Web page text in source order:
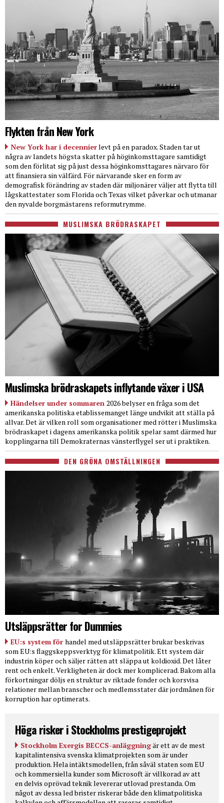
Flykten från New York
New York har i decennierlevt på en paradox. Staden tar ut
några av landets högsta skatter på höginkomsttagare samtidigt
som den förlitat sig på just dessa höginkomsttagares närvaro för
att finansiera sin välfärd. För närvarande sker en form av
demografisk förändring av staden där miljonärer väljer att flytta till
lågskattestater som Florida och Texas vilket påverkar och utmanar
den nyvalde borgmästarens reformutrymme.
MUSLIMSKA BRÖDRASKAPET
Muslimska brödraskapets inflytande växer i USA
Händelser under sommaren 2026 belyser en fråga som det
amerikanska politiska etablissemanget länge undvikit att ställa på
allvar. Det är vilken roll som organisationer med rötter i Muslimska
brödraskapet i dagens amerikanska politik spelar samt därmed hur
kopplingarna till Demokraternas vänsterflygel ser ut i praktiken.
DEN GRÖNA OMSTÄLLNINGEN
Utsläppsrätter for Dummies
EU:s system för handel med utsläppsrätter brukar beskrivas
som EU:s flaggskeppsverktyg för klimatpolitik. Ett system där
industrin köper och säljer rätten att släppa ut koldioxid. Det låter
rent och enkelt. Verkligheten är dock mer komplicerad. Bakom alla
förkortningar döljs en struktur av riktade fonder och korsvisa
relationer mellan branscher och medlemsstater där jordmånen för
korruption har optimerats.
Höga risker i Stockholms prestigeprojekt
Stockholm Exergis BECCS-anläggningär ett av de mest
kapitalintensiva svenska klimatprojekten som är under
produktion. Hela intäktsmodellen, från såväl staten som EU
och kommersiella kunder som Microsoft är villkorad av att
en delvis oprövad teknik levererar utlovad prestanda. Om
något av dessa led brister riskerar både den klimatpolitiska